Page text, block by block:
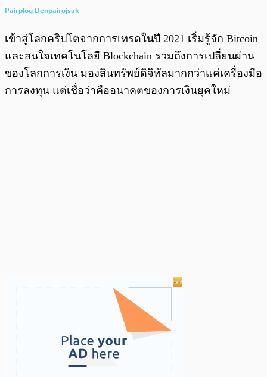
Pairploy Denpairojsak
เข้าสู่โลกคริปโตจากการเทรดในปี 2021 เริ่มรู้จัก Bitcoin
และสนใจเทคโนโลยี Blockchain รวมถึงการเปลี่ยนผ่าน
ของโลกการเงิน มองสินทรัพย์ดิจิทัลมากกว่าแค่เครื่องมือ
การลงทุน แต่เชื่อว่าคืออนาคตของการเงินยุคใหม่